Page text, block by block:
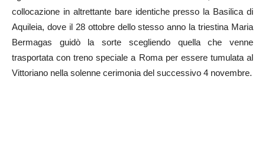
collocazione in altrettante bare identiche presso la Basilica di
Aquileia, dove il 28 ottobre dello stesso anno la triestina Maria
Bermagas guidò la sorte scegliendo quella che venne
trasportata con treno speciale a Roma per essere tumulata al
Vittoriano nella solenne cerimonia del successivo 4 novembre.